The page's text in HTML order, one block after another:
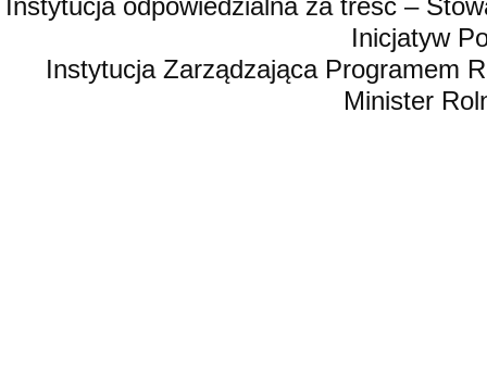
Instytucja odpowiedzialna za treść –
Inicjatyw
Instytucja Zarządzająca Programem
Minister